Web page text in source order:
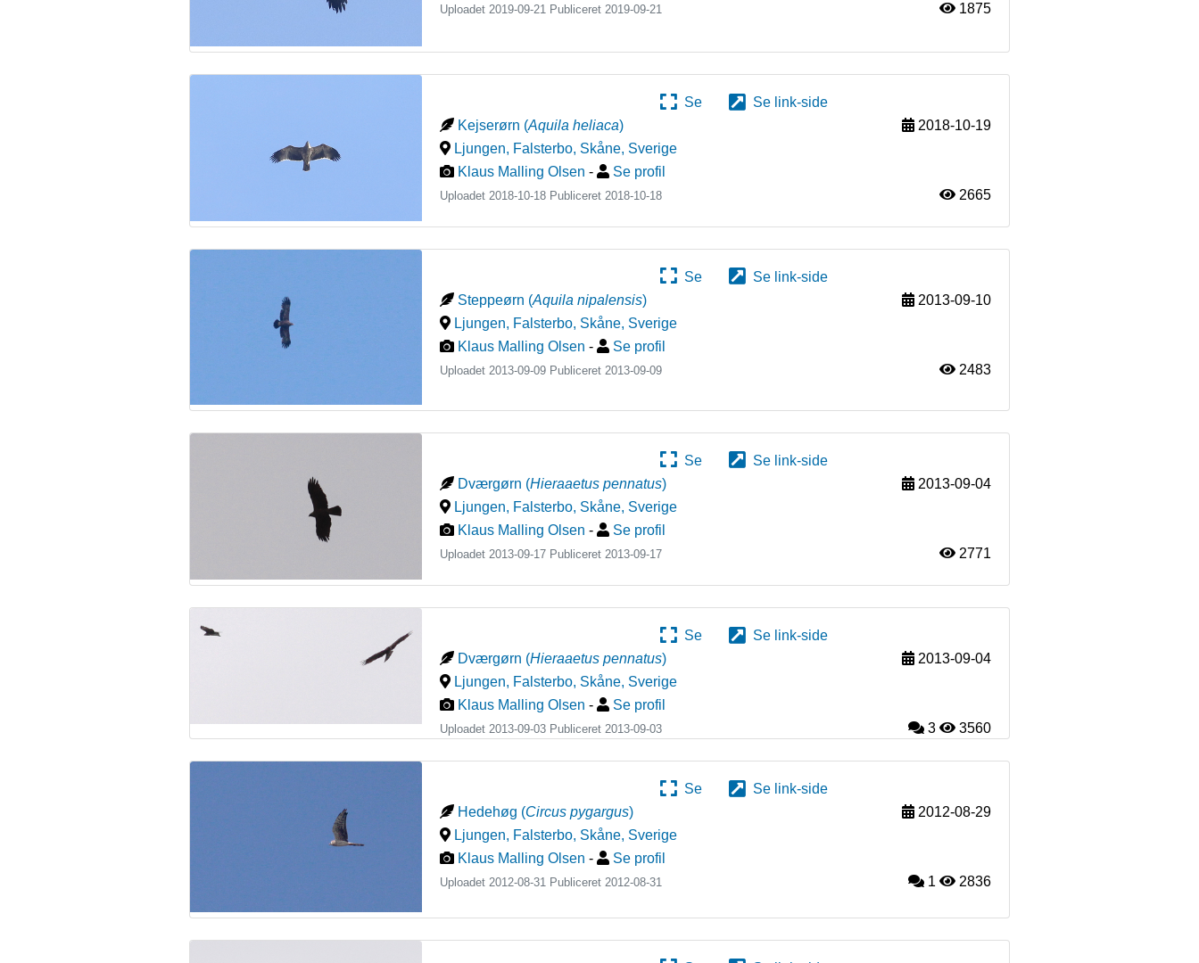
Uploadet 2019-09-21 Publiceret2019-09-21 1875
Se
Se link-side
Kejserørn (Aquila heliaca)
2018-10-19
Ljungen, Falsterbo, Skåne, Sverige
Klaus Malling Olsen - Se profil
Uploadet 2018-10-18 Publiceret2018-10-18 2665
Se
Se link-side
Steppeørn (Aquila nipalensis)
2013-09-10
Ljungen, Falsterbo, Skåne, Sverige
Klaus Malling Olsen - Se profil
Uploadet 2013-09-09 Publiceret 2013-09-09 2483
Se
Se link-side
Dværgørn (Hieraaetus pennatus)
2013-09-04
Ljungen, Falsterbo, Skåne, Sverige
Klaus Malling Olsen - Se profil
Uploadet 2013-09-17 Publiceret2013-09-17 2771
Se
Se link-side
Dværgørn (Hieraaetus pennatus)
2013-09-04
Ljungen, Falsterbo, Skåne, Sverige
Klaus Malling Olsen - Se profil
Uploadet 2013-09-03 Publiceret2013-09-03 3 3560
Se
Se link-side
Hedehøg (Circus pygargus)
2012-08-29
Ljungen, Falsterbo, Skåne, Sverige
Klaus Malling Olsen - Se profil
Uploadet 2012-08-31 Publiceret2012-08-31 1 2836